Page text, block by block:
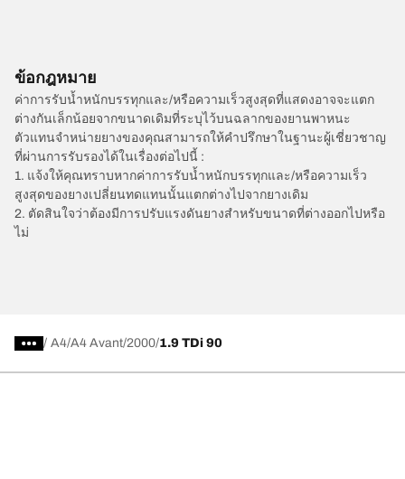
ข้อกฎหมาย
ค่าการรับน้ำหนักบรรทุกและ/หรือความเร็วสูงสุดที่แสดงอาจจะแตก
ต่างกันเล็กน้อยจากขนาดเดิมที่ระบุไว้บนฉลากของยานพาหนะ
ตัวแทนจำหน่ายยางของคุณสามารถให้คำปรึกษาในฐานะผู้เชี่ยวชาญ
ที่ผ่านการรับรองได้ในเรื่องต่อไปนี้ :
1. แจ้งให้คุณทราบหากค่าการรับน้ำหนักบรรทุกและ/หรือความเร็ว
สูงสุดของยางเปลี่ยนทดแทนนั้นแตกต่างไปจากยางเดิม
2. ตัดสินใจว่าต้องมีการปรับแรงดันยางสำหรับขนาดที่ต่างออกไปหรือ
ไม่
/ A4 A4 Avant 2000 1.9 TDi 90